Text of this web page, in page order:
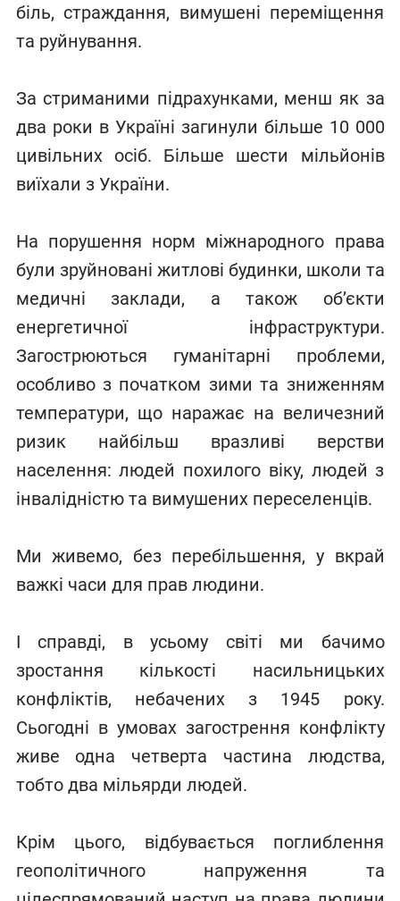
біль, страждання, вимушені переміщення
та руйнування.
За стриманими підрахунками, менш як за
два роки в Україні загинули більше 10 000
цивільних осіб. Більше шести мільйонів
виїхали з України.
На порушення норм міжнародного права
були зруйновані житлові будинки, школи та
медичні заклади, а також об’єкти
енергетичної інфраструктури.
Загострюються гуманітарні проблеми,
особливо з початком зими та зниженням
температури, що наражає на величезний
ризик найбільш вразливі верстви
населення: людей похилого віку, людей з
інвалідністю та вимушених переселенців.
Ми живемо, без перебільшення, у вкрай
важкі часи для прав людини.
І справді, в усьому світі ми бачимо
зростання кількості насильницьких
конфліктів, небачених з 1945 року.
Сьогодні в умовах загострення конфлікту
живе одна четверта частина людства,
тобто два мільярди людей.
Крім цього, відбувається поглиблення
геополітичного напруження та